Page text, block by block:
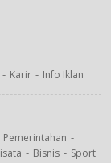
Karir Info Iklan
Pemerintahan
Bisnis Sport